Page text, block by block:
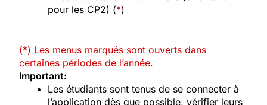
pour les CP2) (*)
(*) Les menus marqués sont ouverts dans
certaines périodes de l’année.
Important:
Les étudiants sont tenus de se connecter à
l’application dès que possible, vérifier leurs